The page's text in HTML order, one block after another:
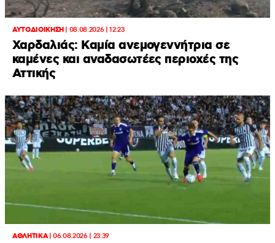
ΑΥΤΟΔΙΟΙΚΗΣΗ| 08.08.2026 | 12:23
Χαρδαλιάς: Καμία ανεμογεννήτρια σε
καμένες και αναδασωτέες περιοχές της
Αττικής
ΑΘΛΗΤΙΚΑ|06.08.2026 | 23:39